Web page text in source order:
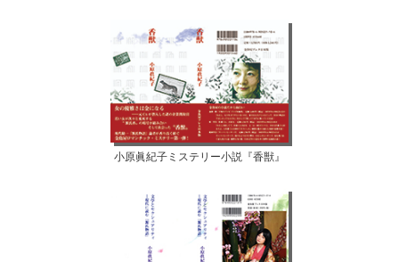
小原眞紀子ミステリー小説『香獣』